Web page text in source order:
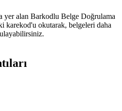
yer alan Barkodlu Belge Doğrulama
karekod'u okutarak, belgeleri daha